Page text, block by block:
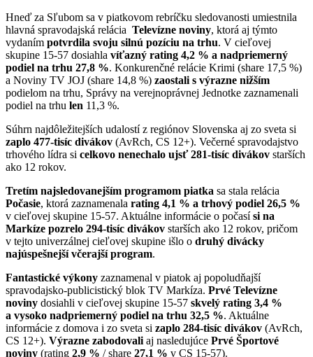
Hneď za Sľubom sa v piatkovom rebríčku sledovanosti umiestnila
hlavná spravodajská relácia Televízne noviny, ktorá aj týmto
vydaním potvrdila svoju silnú pozíciu na trhu. V cieľovej
skupine 15-57 dosiahla víťazný rating 4,2 % a nadpriemerný
podiel na trhu 27,8 %. Konkurenčné relácie Krimi (share 17,5 %)
a Noviny TV JOJ (share 14,8 %) zaostali s výrazne nižším
podielom na trhu, Správy na verejnoprávnej Jednotke zaznamenali
podiel na trhu len 11,3 %.
Súhrn najdôležitejších udalostí z regiónov Slovenska aj zo sveta si
zaplo 477-tisíc divákov (AvRch, CS 12+). Večerné spravodajstvo
trhového lídra si celkovo nenechalo ujsť 281-tisíc divákov starších
ako 12 rokov.
Tretím najsledovanejším programom piatka sa stala relácia
Počasie, ktorá zaznamenala rating 4,1 % a trhový podiel 26,5 %
v cieľovej skupine 15-57. Aktuálne informácie o počasísi na
Markíze pozrelo 294-tisíc divákov starších ako 12 rokov, pričom
v tejto univerzálnej cieľovej skupine išlo o druhý divácky
najúspešnejší včerajší program.
Fantastické výkony zaznamenal v piatok aj popoludňajší
spravodajsko-publicistický blok TV Markíza. Prvé Televízne
noviny dosiahli v cieľovej skupine 15-57 skvelý rating 3,4 %
a vysoko nadpriemerný podiel na trhu 32,5 %. Aktuálne
informácie z domova i zo sveta si zaplo 284-tisíc divákov (AvRch,
CS 12+). Výrazne zabodovali aj nasledujúce Prvé Športové
noviny (rating 2,9 % / share 27,1 % v CS 15-57).